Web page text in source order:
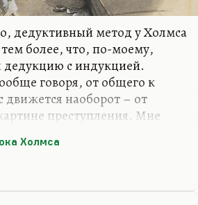
дедуктивный метод у Холмса
более, что, по-моему,
с индукцией.
говоря, от общего к
наоборот – от
преступления. Мне
Дойл ценен нам не этим. Мы
игру ума. И, собственно,
– это наблюдение. Мы
Холмса